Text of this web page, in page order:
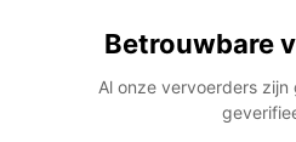
Betrouwbare
Al onze vervoerders